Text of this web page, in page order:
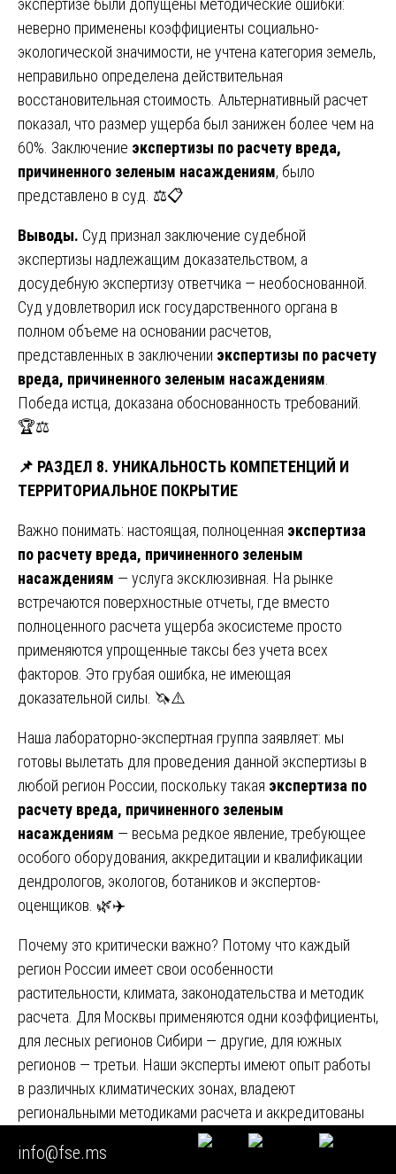
экспертизе были допущены методические ошибки:
неверно применены коэффициенты социально-
экологической значимости, не учтена категория земель,
неправильно определена действительная
восстановительная стоимость. Альтернативный расчет
показал, что размер ущерба был занижен более чем на
60%. Заключение экспертизы по расчету вреда,
причиненного зеленым насаждениям, было
представлено в суд. ⚖️📋
Выводы. Суд признал заключение судебной
экспертизы надлежащим доказательством, а
досудебную экспертизу ответчика — необоснованной.
Суд удовлетворил иск государственного органа в
полном объеме на основании расчетов,
представленных в заключении экспертизы по расчету
вреда, причиненного зеленым насаждениям
Победа истца, доказана обоснованность требований.
🏆⚖️
📌 РАЗДЕЛ 8. УНИКАЛЬНОСТЬ КОМПЕТЕНЦИЙ И
ТЕРРИТОРИАЛЬНОЕ ПОКРЫТИЕ
Важно понимать: настоящая, полноценная экспертиза
по расчету вреда, причиненного зеленым
насаждениям — услуга эксклюзивная. На рынке
встречаются поверхностные отчеты, где вместо
полноценного расчета ущерба экосистеме просто
применяются упрощенные таксы без учета всех
факторов. Это грубая ошибка, не имеющая
доказательной силы. 🦄⚠️
Наша лабораторно-экспертная группа заявляет: мы
готовы вылетать для проведения данной экспертизы в
любой регион России, поскольку такая экспертиза по
расчету вреда, причиненного зеленым
насаждениям — весьма редкое явление, требующее
особого оборудования, аккредитации и квалификации
дендрологов, экологов, ботаников и экспертов-
оценщиков. 🌿✈️
Почему это критически важно? Потому что каждый
регион России имеет свои особенности
растительности, климата, законодательства и методик
расчета. Для Москвы применяются одни коэффициенты,
для лесных регионов Сибири — другие, для южных
регионов — третьи. Наши эксперты имеют опыт работы
в различных климатических зонах, владеют
региональными методиками расчета и аккредитованы
для работы во всех субъектах РФ. 🗺️🌲
info@fse.ms